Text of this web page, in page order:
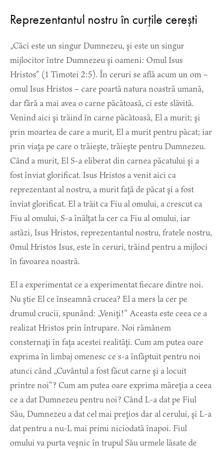
Reprezentantul nostru în curțile cerești
„Căci este un singur Dumnezeu, şi este un singur
mijlocitor între Dumnezeu şi oameni: Omul Isus
Hristos” (1 Timotei 2:5). În ceruri se află acum un om –
omul Isus Hristos – care poartă natura noastră umană,
dar fără a mai avea o carne păcătoasă, ci este slăvită.
Venind aici şi trăind în carne păcătoasă, El a murit; şi
prin moartea de care a murit, El a murit pentru păcat; iar
prin viaţa pe care o trăieşte, trăieşte pentru Dumnezeu.
Când a murit, El S-a eliberat din carnea păcatului şi a
fost înviat glorificat. Isus Hristos a venit aici ca
reprezentant al nostru, a murit faţă de păcat şi a fost
înviat glorificat. El a trăit ca Fiu al omului, a crescut ca
Fiu al omului, S-a înălţat la cer ca Fiu al omului, iar
astăzi, Isus Hristos, reprezentantul nostru, fratele nostru,
0mul Hristos Isus, este în ceruri, trăind pentru a mijloci
în favoarea noastră.
El a experimentat ce a experimentat fiecare dintre noi.
Nu ştie El ce înseamnă crucea? El a mers la cer pe
drumul crucii, spunând: „Veniţi!” Aceasta este ceea ce a
realizat Hristos prin întrupare. Noi rămânem
consternaţi în faţa acestei realităţi. Cum am putea oare
exprima în limbaj omenesc ce s-a înfăptuit pentru noi
atunci când „Cuvântul a fost făcut carne şi a locuit
printre noi”? Cum am putea oare exprima măreţia a ceea
ce a dat Dumnezeu pentru noi? Când L-a dat pe Fiul
Său, Dumnezeu a dat cel mai preţios dar al cerului, şi L-a
dat pentru a nu-L mai primi niciodată înapoi. Fiul
omului va purta veşnic în trupul Său urmele lăsate de